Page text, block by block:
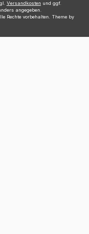
Versandkosten und ggf.
angegeben.
Rechte vorbehalten. Theme by